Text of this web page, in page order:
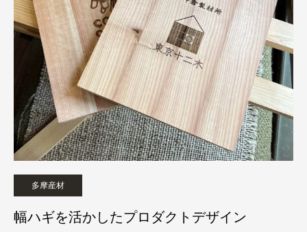
多摩産材
幅ハギを活かしたプロダクトデザイン